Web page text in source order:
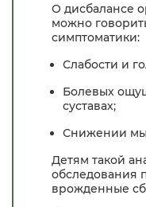
О дисбалансе
можно
симптоматики:
Слабости и
Болевых
суставах;
Снижении
Детям такой
обследования
врожденные